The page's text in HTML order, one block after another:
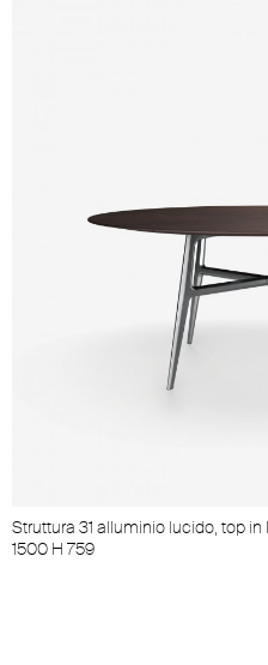
Struttura 31 alluminio lucido, top
1500 H 759